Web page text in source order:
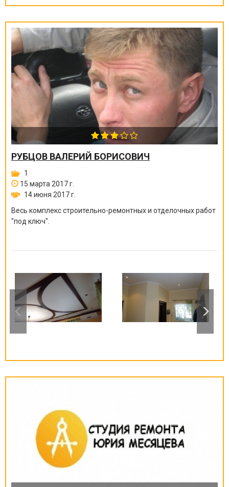
РУБЦОВ ВАЛЕРИЙ БОРИСОВИЧ
1
15 марта 2017 г.
14 июня 2017 г.
Весь комплекс строительно-ремонтных и отделочных работ
"под ключ".